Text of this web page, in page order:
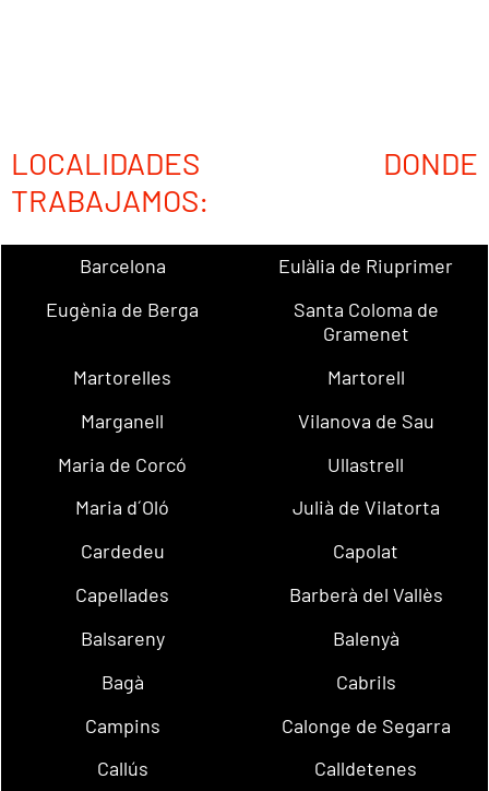
LOCALIDADES DONDE
TRABAJAMOS:
Barcelona
Eulàlia de Riuprimer
Eugènia de Berga
Santa Coloma de
Gramenet
Martorelles
Martorell
Marganell
Vilanova de Sau
Maria de Corcó
Ullastrell
Maria d´Oló
Julià de Vilatorta
Cardedeu
Capolat
Capellades
Barberà del Vallès
Balsareny
Balenyà
Bagà
Cabrils
Campins
Calonge de Segarra
Callús
Calldetenes